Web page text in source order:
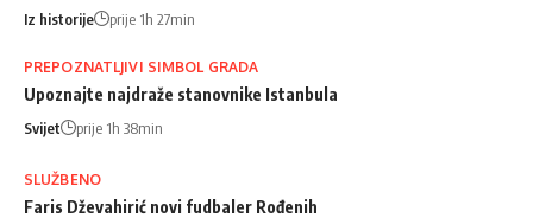
Iz historije prije 1h 27min
PREPOZNATLJIVI SIMBOL GRADA
Upoznajte najdraže stanovnike Istanbula
Svijet prije 1h 38min
SLUŽBENO
Faris Dževahirić novi fudbaler Rođenih